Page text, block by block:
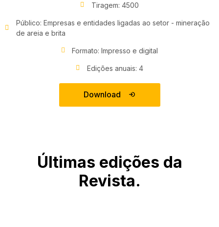
Tiragem: 4500
Público: Empresas e entidades ligadas ao setor - mineração
de areia e brita
Formato: Impresso e digital
Edições anuais: 4
Download
Últimas edições da
Revista.